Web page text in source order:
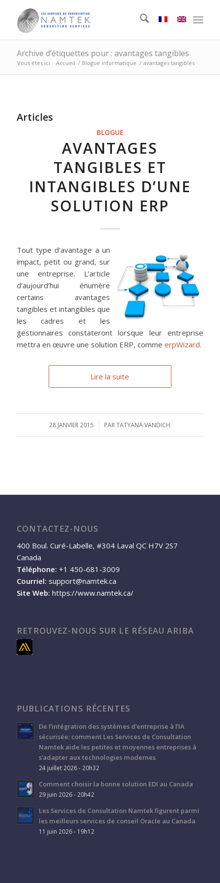
Archive d’étiquettes pour : avantages tangibles
Vous êtes ici : Accueil / Blogue informatique / avantages tangibles
Articles
BLOGUE
AVANTAGES
TANGIBLES ET
INTANGIBLES D’UNE
SOLUTION ERP
Tout type d’avantage a un
impact, petit ou grand, sur
une entreprise. L’article
d’aujourd’hui énumère
certains avantages
tangibles et intangibles que
les cadres et les
gestionnaires constateront lorsque leur entreprise
mettra en œuvre une solution ERP, comme erpWizard.
Lire la suite
28 JANVIER 2015
/ PARTATYANA VANDICH
CONTACTEZ-NOUS
400 Boul. Curé-Labelle, #304 Laval QC H7V 2S7
Canada
Téléphone: +1 450-681-3009
Courriel: support@namtek.ca
Site Web: https://www.namtek.ca/
RETROUVEZ-NOUS SUR LE RÉSEAU ARIBA
PUBLICATIONS RÉCENTES
De l’intégration des systèmes d’entreprise à l’IA
sécurisée: comment Les Services de Consultation
Namtek aide les petites et moyennes entreprises à
s’adapter aux technologies modernes
24 juillet 2026 - 20h32
Comment choisir la bonne solution EDI au Canada
29 juin 2026 - 20h42
Les Services de Consultation Namtek figurent parmi
les meilleurs services de conseil Oracle au Canada
11 juin 2026 - 19h12